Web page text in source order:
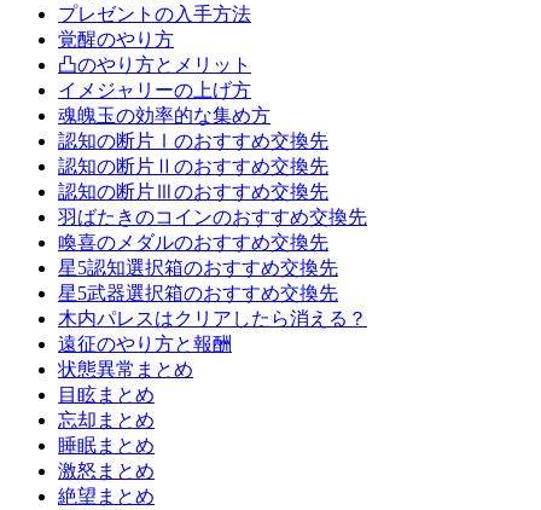
プレゼントの入手方法
覚醒のやり方
凸のやり方とメリット
イメジャリーの上げ方
魂魄玉の効率的な集め方
認知の断片Ⅰのおすすめ交換先
認知の断片Ⅱのおすすめ交換先
認知の断片Ⅲのおすすめ交換先
羽ばたきのコインのおすすめ交換先
喚喜のメダルのおすすめ交換先
星5認知選択箱のおすすめ交換先
星5武器選択箱のおすすめ交換先
木内パレスはクリアしたら消える？
遠征のやり方と報酬
状態異常まとめ
目眩まとめ
忘却まとめ
睡眠まとめ
激怒まとめ
絶望まとめ